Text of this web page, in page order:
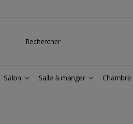
Salon Salle à manger Chambre